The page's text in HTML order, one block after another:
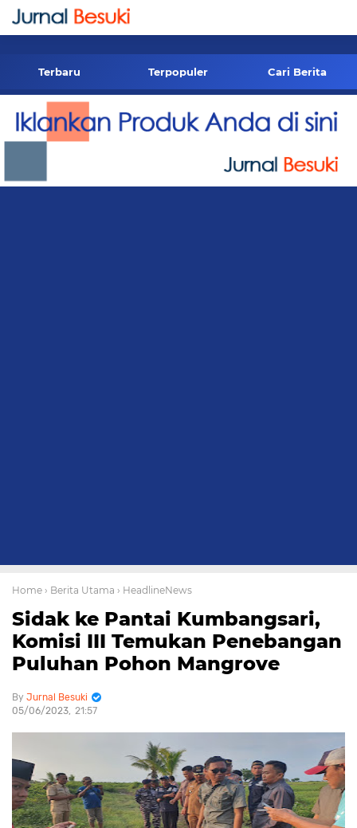
-->
Terbaru Terpopuler Cari Berita
Home › Berita Utama › HeadlineNews
Sidak ke Pantai Kumbangsari,
Komisi III Temukan Penebangan
Puluhan Pohon Mangrove
Jurnal Besuki
05/06/2023 21:57